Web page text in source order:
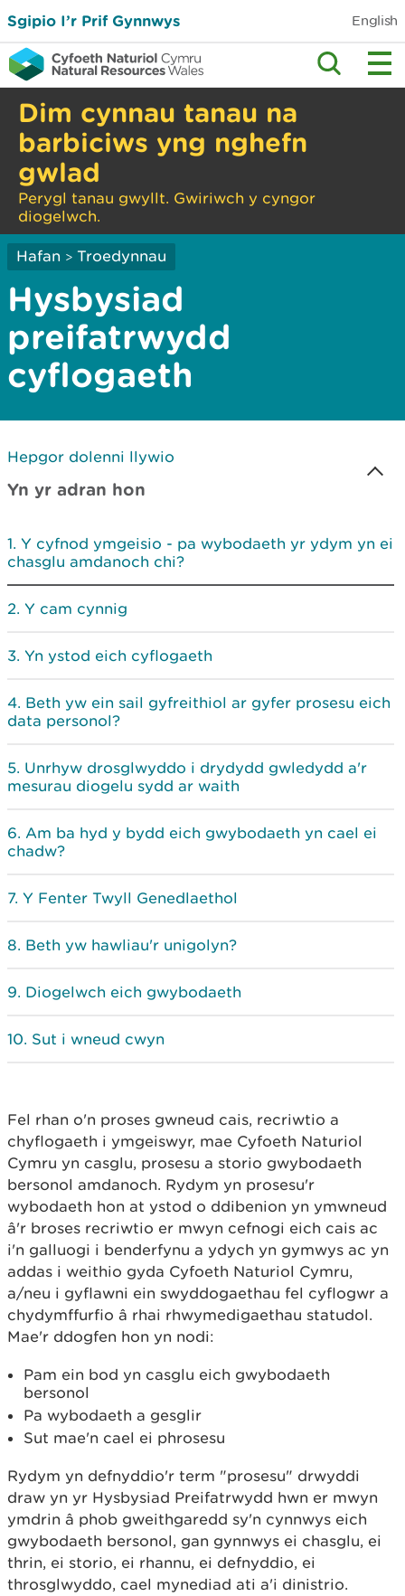
Sgipio I’r Prif Gynnwys English
Dim cynnau tanau na
barbiciws yng nghefn
gwlad
Perygl tanau gwyllt. Gwiriwch y cyngor
diogelwch.
Hafan > Troedynnau
Hysbysiad
preifatrwydd
cyflogaeth
Hepgor dolenni llywio
Yn yr adran hon
Y cyfnod ymgeisio - pa wybodaeth yr ydym yn ei
chasglu amdanoch chi?
Y cam cynnig
Yn ystod eich cyflogaeth
Beth yw ein sail gyfreithiol ar gyfer prosesu eich
data personol?
Unrhyw drosglwyddo i drydydd gwledydd a'r
mesurau diogelu sydd ar waith
Am ba hyd y bydd eich gwybodaeth yn cael ei
chadw?
Y Fenter Twyll Genedlaethol
Beth yw hawliau'r unigolyn?
Diogelwch eich gwybodaeth
Sut i wneud cwyn
Fel rhan o'n proses gwneud cais, recriwtio a
chyflogaeth i ymgeiswyr, mae Cyfoeth Naturiol
Cymru yn casglu, prosesu a storio gwybodaeth
bersonol amdanoch. Rydym yn prosesu'r
wybodaeth hon at ystod o ddibenion yn ymwneud
â'r broses recriwtio er mwyn cefnogi eich cais ac
i'n galluogi i benderfynu a ydych yn gymwys ac yn
addas i weithio gyda Cyfoeth Naturiol Cymru,
a/neu i gyflawni ein swyddogaethau fel cyflogwr a
chydymffurfio â rhai rhwymedigaethau statudol.
Mae'r ddogfen hon yn nodi:
Pam ein bod yn casglu eich gwybodaeth
bersonol
Pa wybodaeth a gesglir
Sut mae'n cael ei phrosesu
Rydym yn defnyddio'r term "prosesu" drwyddi
draw yn yr Hysbysiad Preifatrwydd hwn er mwyn
ymdrin â phob gweithgaredd sy'n cynnwys eich
gwybodaeth bersonol, gan gynnwys ei chasglu, ei
thrin, ei storio, ei rhannu, ei defnyddio, ei
throsglwyddo, cael mynediad ati a'i dinistrio.